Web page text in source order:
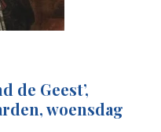
de Geest’,
woensdag